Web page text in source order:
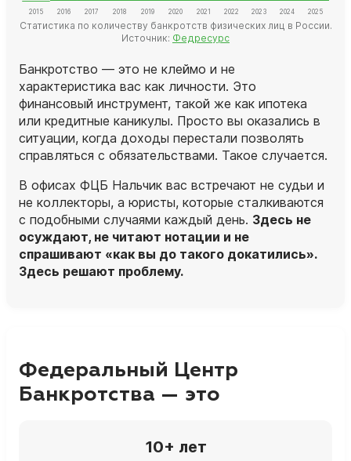
Статистика по количеству банкротств физических лиц в России.
Источник: Федресурс
Банкротство — это не клеймо и не
характеристика вас как личности. Это
финансовый инструмент, такой же как ипотека
или кредитные каникулы. Просто вы оказались в
ситуации, когда доходы перестали позволять
справляться с обязательствами. Такое случается.
В офисах ФЦБ Нальчик вас встречают не судьи и
не коллекторы, а юристы, которые сталкиваются
с подобными случаями каждый день. Здесь не
осуждают, не читают нотации и не
спрашивают «как вы до такого докатились».
Здесь решают проблему.
Федеральный Центр
Банкротства — это
10+ лет